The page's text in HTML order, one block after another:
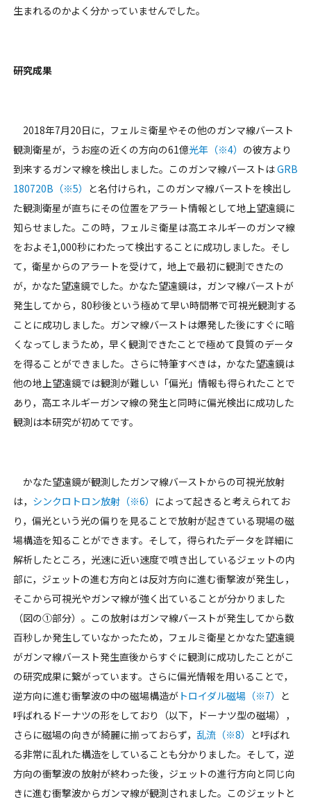
生まれるのかよく分かっていませんでした。
研究成果
2018年7月20日に，フェルミ衛星やその他のガンマ線バースト
観測衛星が，うお座の近くの方向の61億光年（※4） の彼方より
到来するガンマ線を検出しました。このガンマ線バーストはGRB
180720B（※5） と名付けられ，このガンマ線バーストを検出し
た観測衛星が直ちにその位置をアラート情報として地上望遠鏡に
知らせました。この時，フェルミ衛星は高エネルギーのガンマ線
をおよそ1,000秒にわたって検出することに成功しました。そし
て，衛星からのアラートを受けて，地上で最初に観測できたの
が，かなた望遠鏡でした。かなた望遠鏡は，ガンマ線バーストが
発生してから，80秒後という極めて早い時間帯で可視光観測する
ことに成功しました。ガンマ線バーストは爆発した後にすぐに暗
くなってしまうため，早く観測できたことで極めて良質のデータ
を得ることができました。さらに特筆すべきは，かなた望遠鏡は
他の地上望遠鏡では観測が難しい「偏光」情報も得られたことで
あり，高エネルギーガンマ線の発生と同時に偏光検出に成功した
観測は本研究が初めてです。
かなた望遠鏡が観測したガンマ線バーストからの可視光放射
は， シンクロトロン放射（※6） によって起きると考えられてお
り，偏光という光の偏りを見ることで放射が起きている現場の磁
場構造を知ることができます。そして，得られたデータを詳細に
解析したところ，光速に近い速度で噴き出しているジェットの内
部に，ジェットの進む方向とは反対方向に進む衝撃波が発生し，
そこから可視光やガンマ線が強く出ていることが分かりました
（図の①部分）。この放射はガンマ線バーストが発生してから数
百秒しか発生していなかったため，フェルミ衛星とかなた望遠鏡
がガンマ線バースト発生直後からすぐに観測に成功したことがこ
の研究成果に繋がっています。さらに偏光情報を用いることで，
逆方向に進む衝撃波の中の磁場構造が トロイダル磁場（※7） と
呼ばれるドーナツの形をしており（以下，ドーナツ型の磁場），
さらに磁場の向きが綺麗に揃っておらず， 乱流（※8） と呼ばれ
る非常に乱れた構造をしていることも分かりました。そして，逆
方向の衝撃波の放射が終わった後，ジェットの進行方向と同じ向
きに進む衝撃波からガンマ線が観測されました。このジェットと